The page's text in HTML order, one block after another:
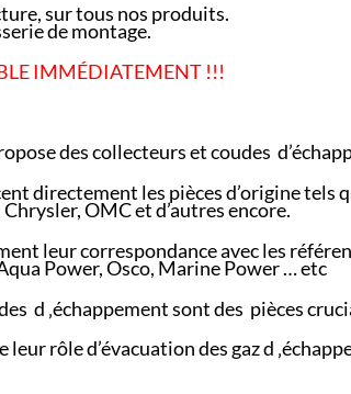
sur tous nos produits.
de montage.
IMMÉDIATEMENT !!!
des collecteurs et coudes
directement les pièces d’origine tels
OMC et d’autres encore.
leur correspondance avec les
Power, Osco, Marine Power … etc
d ‚échappement sont des pièces
leur rôle d’évacuation des gaz d